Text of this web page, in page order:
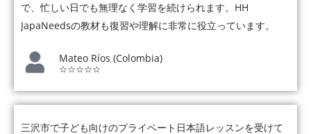
で、忙しい日でも無理なく学習を続けられます。HH
JapaNeedsの教材も復習や理解に非常に役立っています。
Mateo Ríos (Colombia)
☆☆☆☆☆
三沢市で子ども向けのプライベート日本語レッスンを受けて